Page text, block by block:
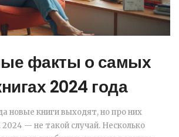
факты о самых
2024 года
новые книги выходят, но про них
— не такой случай. Несколько